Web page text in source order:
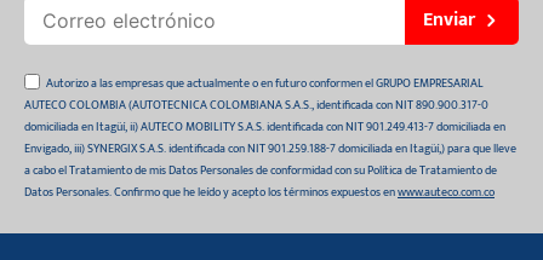
Enviar
Autorizo a las empresas que actualmente o en futuro conformen el GRUPO EMPRESARIAL
AUTECO COLOMBIA (AUTOTECNICA COLOMBIANA S.A.S., identificada con NIT 890.900.317-0
domiciliada en Itagüí, ii) AUTECO MOBILITY S.A.S. identificada con NIT 901.249.413-7 domiciliada en
Envigado, iii) SYNERGIX S.A.S. identificada con NIT 901.259.188-7 domiciliada en Itagüí,) para que lleve
a cabo el Tratamiento de mis Datos Personales de conformidad con su Política de Tratamiento de
Datos Personales. Confirmo que he leído y acepto los términos expuestos enwww.auteco.com.co